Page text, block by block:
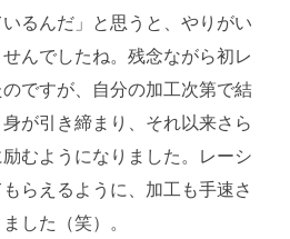
るんだ」と思うと、やりがい
んでしたね。残念ながら初レ
ですが、自分の加工次第で結
が引き締まり、それ以来さら
むようになりました。レーシ
らえるように、加工も手速さ
した（笑）。